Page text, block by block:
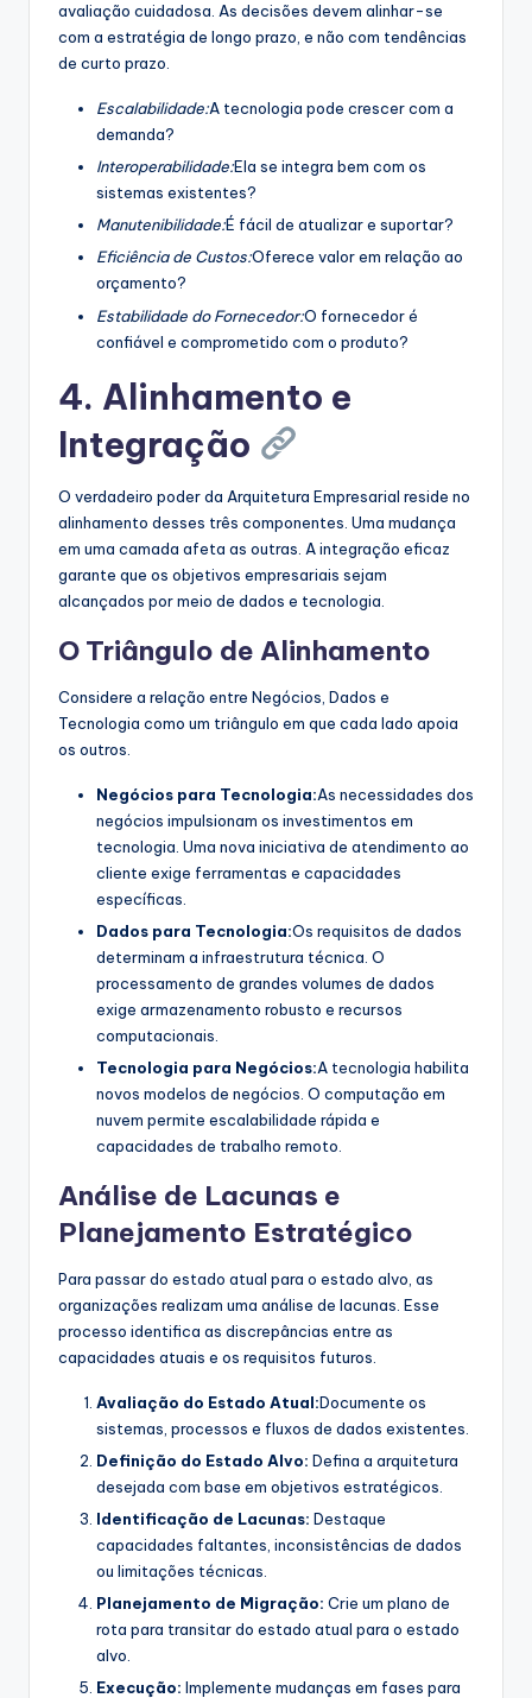
avaliação cuidadosa. As decisões devem alinhar-se
com a estratégia de longo prazo, e não com tendências
de curto prazo.
Escalabilidade:A tecnologia pode crescer com a
demanda?
Interoperabilidade:Ela se integra bem com os
sistemas existentes?
Manutenibilidade:É fácil de atualizar e suportar?
Eficiência de Custos:Oferece valor em relação ao
orçamento?
Estabilidade do Fornecedor:O fornecedor é
confiável e comprometido com o produto?
4. Alinhamento e
Integração
O verdadeiro poder da Arquitetura Empresarial reside no
alinhamento desses três componentes. Uma mudança
em uma camada afeta as outras. A integração eficaz
garante que os objetivos empresariais sejam
alcançados por meio de dados e tecnologia.
O Triângulo de Alinhamento
Considere a relação entre Negócios, Dados e
Tecnologia como um triângulo em que cada lado apoia
os outros.
Negócios para Tecnologia:As necessidades dos
negócios impulsionam os investimentos em
tecnologia. Uma nova iniciativa de atendimento ao
cliente exige ferramentas e capacidades
específicas.
Dados para Tecnologia:Os requisitos de dados
determinam a infraestrutura técnica. O
processamento de grandes volumes de dados
exige armazenamento robusto e recursos
computacionais.
Tecnologia para Negócios:A tecnologia habilita
novos modelos de negócios. O computação em
nuvem permite escalabilidade rápida e
capacidades de trabalho remoto.
Análise de Lacunas e
Planejamento Estratégico
Para passar do estado atual para o estado alvo, as
organizações realizam uma análise de lacunas. Esse
processo identifica as discrepâncias entre as
capacidades atuais e os requisitos futuros.
Avaliação do Estado Atual:Documente os
sistemas, processos e fluxos de dados existentes.
Definição do Estado Alvo: Defina a arquitetura
desejada com base em objetivos estratégicos.
Identificação de Lacunas: Destaque
capacidades faltantes, inconsistências de dados
ou limitações técnicas.
Planejamento de Migração: Crie um plano de
rota para transitar do estado atual para o estado
alvo.
Execução: Implemente mudanças em fases para